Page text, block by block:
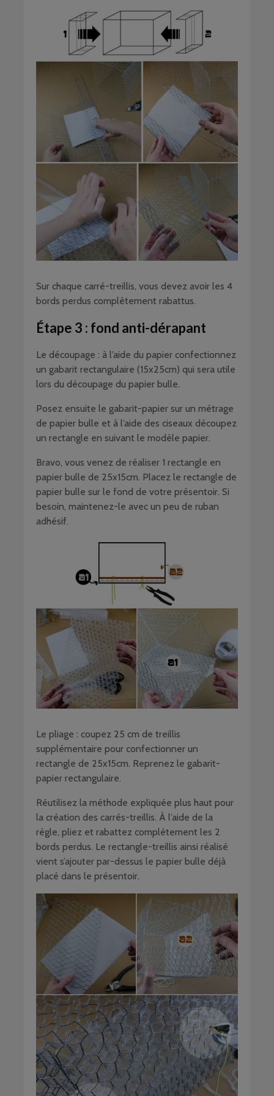
Sur chaque carré-treillis, vous devez avoir les 4
bords perdus complètement rabattus.
Étape 3 : fond anti-dérapant
Le découpage : à l’aide du papier confectionnez
un gabarit rectangulaire (15x25cm) qui sera utile
lors du découpage du papier bulle.
Posez ensuite le gabarit-papier sur un métrage
de papier bulle et à l’aide des ciseaux découpez
un rectangle en suivant le modèle papier.
Bravo, vous venez de réaliser 1 rectangle en
papier bulle de 25x15cm. Placez le rectangle de
papier bulle sur le fond de votre présentoir. Si
besoin, maintenez-le avec un peu de ruban
adhésif.
Le pliage : coupez 25 cm de treillis
supplémentaire pour confectionner un
rectangle de 25x15cm. Reprenez le gabarit-
papier rectangulaire.
Réutilisez la méthode expliquée plus haut pour
la création des carrés-treillis. À l’aide de la
règle, pliez et rabattez complètement les 2
bords perdus. Le rectangle-treillis ainsi réalisé
vient s’ajouter par-dessus le papier bulle déjà
placé dans le présentoir.